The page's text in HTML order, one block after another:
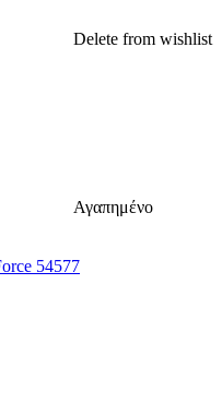
Delete from wishlist
Αγαπημένο